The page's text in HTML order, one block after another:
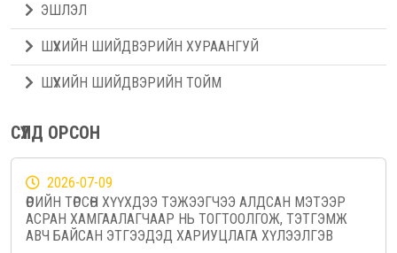
ЭШЛЭЛ
ШҮҮХИЙН ШИЙДВЭРИЙН ХУРААНГУЙ
ШҮҮХИЙН ШИЙДВЭРИЙН ТОЙМ
СҮҮЛД ОРСОН
2026-07-09
ӨӨРИЙН ТӨРСӨН ХҮҮХДЭЭ ТЭЖЭЭГЧЭЭ АЛДСАН МЭТЭЭР
АСРАН ХАМГААЛАГЧААР НЬ ТОГТООЛГОЖ, ТЭТГЭМЖ
АВЧ БАЙСАН ЭТГЭЭДЭД ХАРИУЦЛАГА ХҮЛЭЭЛГЭВ